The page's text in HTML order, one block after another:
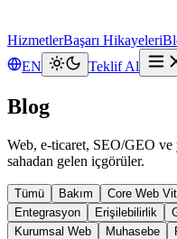
HizmetlerBaşarı Hikayeleri
EN
Teklif Al
Blog
Web, e-ticaret, SEO/GEO ve
sahadan gelen içgörüler.
Tümü Bakım Core Web
Entegrasyon
Erişilebilirlik
Kurumsal Web
Muhasebe